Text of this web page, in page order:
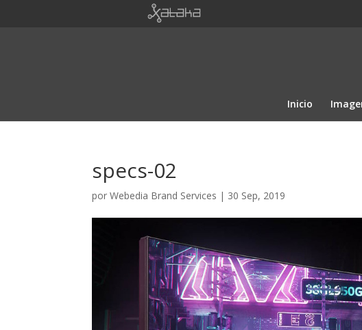
Inicio
specs-02
porWebedia Brand Services | 30 Sep, 2019